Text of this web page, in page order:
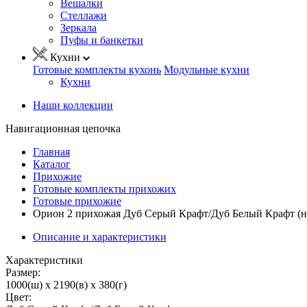
Вешалки
Стеллажи
Зеркала
Пуфы и банкетки
Кухни
Готовые комплекты кухонь Модульные кухни
Кухни
Наши коллекции
Навигационная цепочка
Главная
Каталог
Прихожие
Готовые комплекты прихожих
Готовые прихожие
Орион 2 прихожая Дуб Серый Крафт/Дуб Белый Крафт
Описание и характеристики
Характеристики
Размер:
1000(ш) x 2190(в) x 380(г)
Цвет: